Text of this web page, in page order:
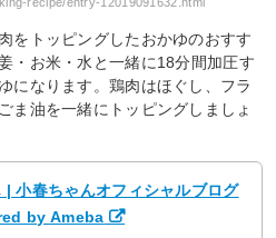
をトッピングしたおかゆのおすす
・お米・水と一緒に18分間加圧す
になります。鶏肉はほぐし、フラ
ま油を一緒にトッピングしましょ
小春ちゃんオフィシャルブログ
by Ameba